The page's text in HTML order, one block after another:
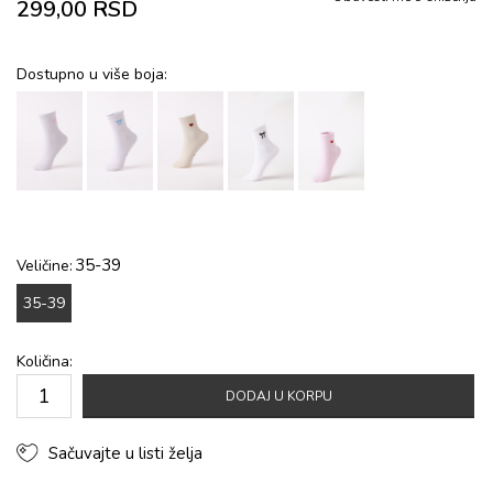
299,00 RSD
Dostupno u više boja:
Veličine: 35-39
35-39
Količina:
DODAJ U KORPU
Sačuvajte u listi želja